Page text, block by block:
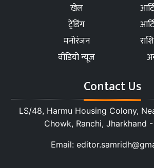
खेल
ट्रेंडिंग
मनोरंजन
वीडियो न्यूज
Contact Us
LS/48, Harmu Housing Colony,
Chowk, Ranchi, Jharkhand
Email: